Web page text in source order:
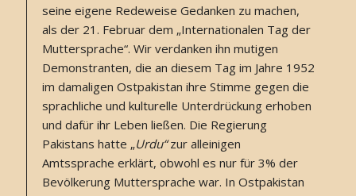
seine eigene Redeweise Gedanken zu machen,
als der 21. Februar dem „Internationalen Tag der
Muttersprache“. Wir verdanken ihn mutigen
Demonstranten, die an diesem Tag im Jahre 1952
im damaligen Ostpakistan ihre Stimme gegen die
sprachliche und kulturelle Unterdrückung erhoben
und dafür ihr Leben ließen. Die Regierung
Pakistans hatte „Urdu“zur alleinigen
Amtssprache erklärt, obwohl es nur für 3% der
Bevölkerung Muttersprache war. In Ostpakistan